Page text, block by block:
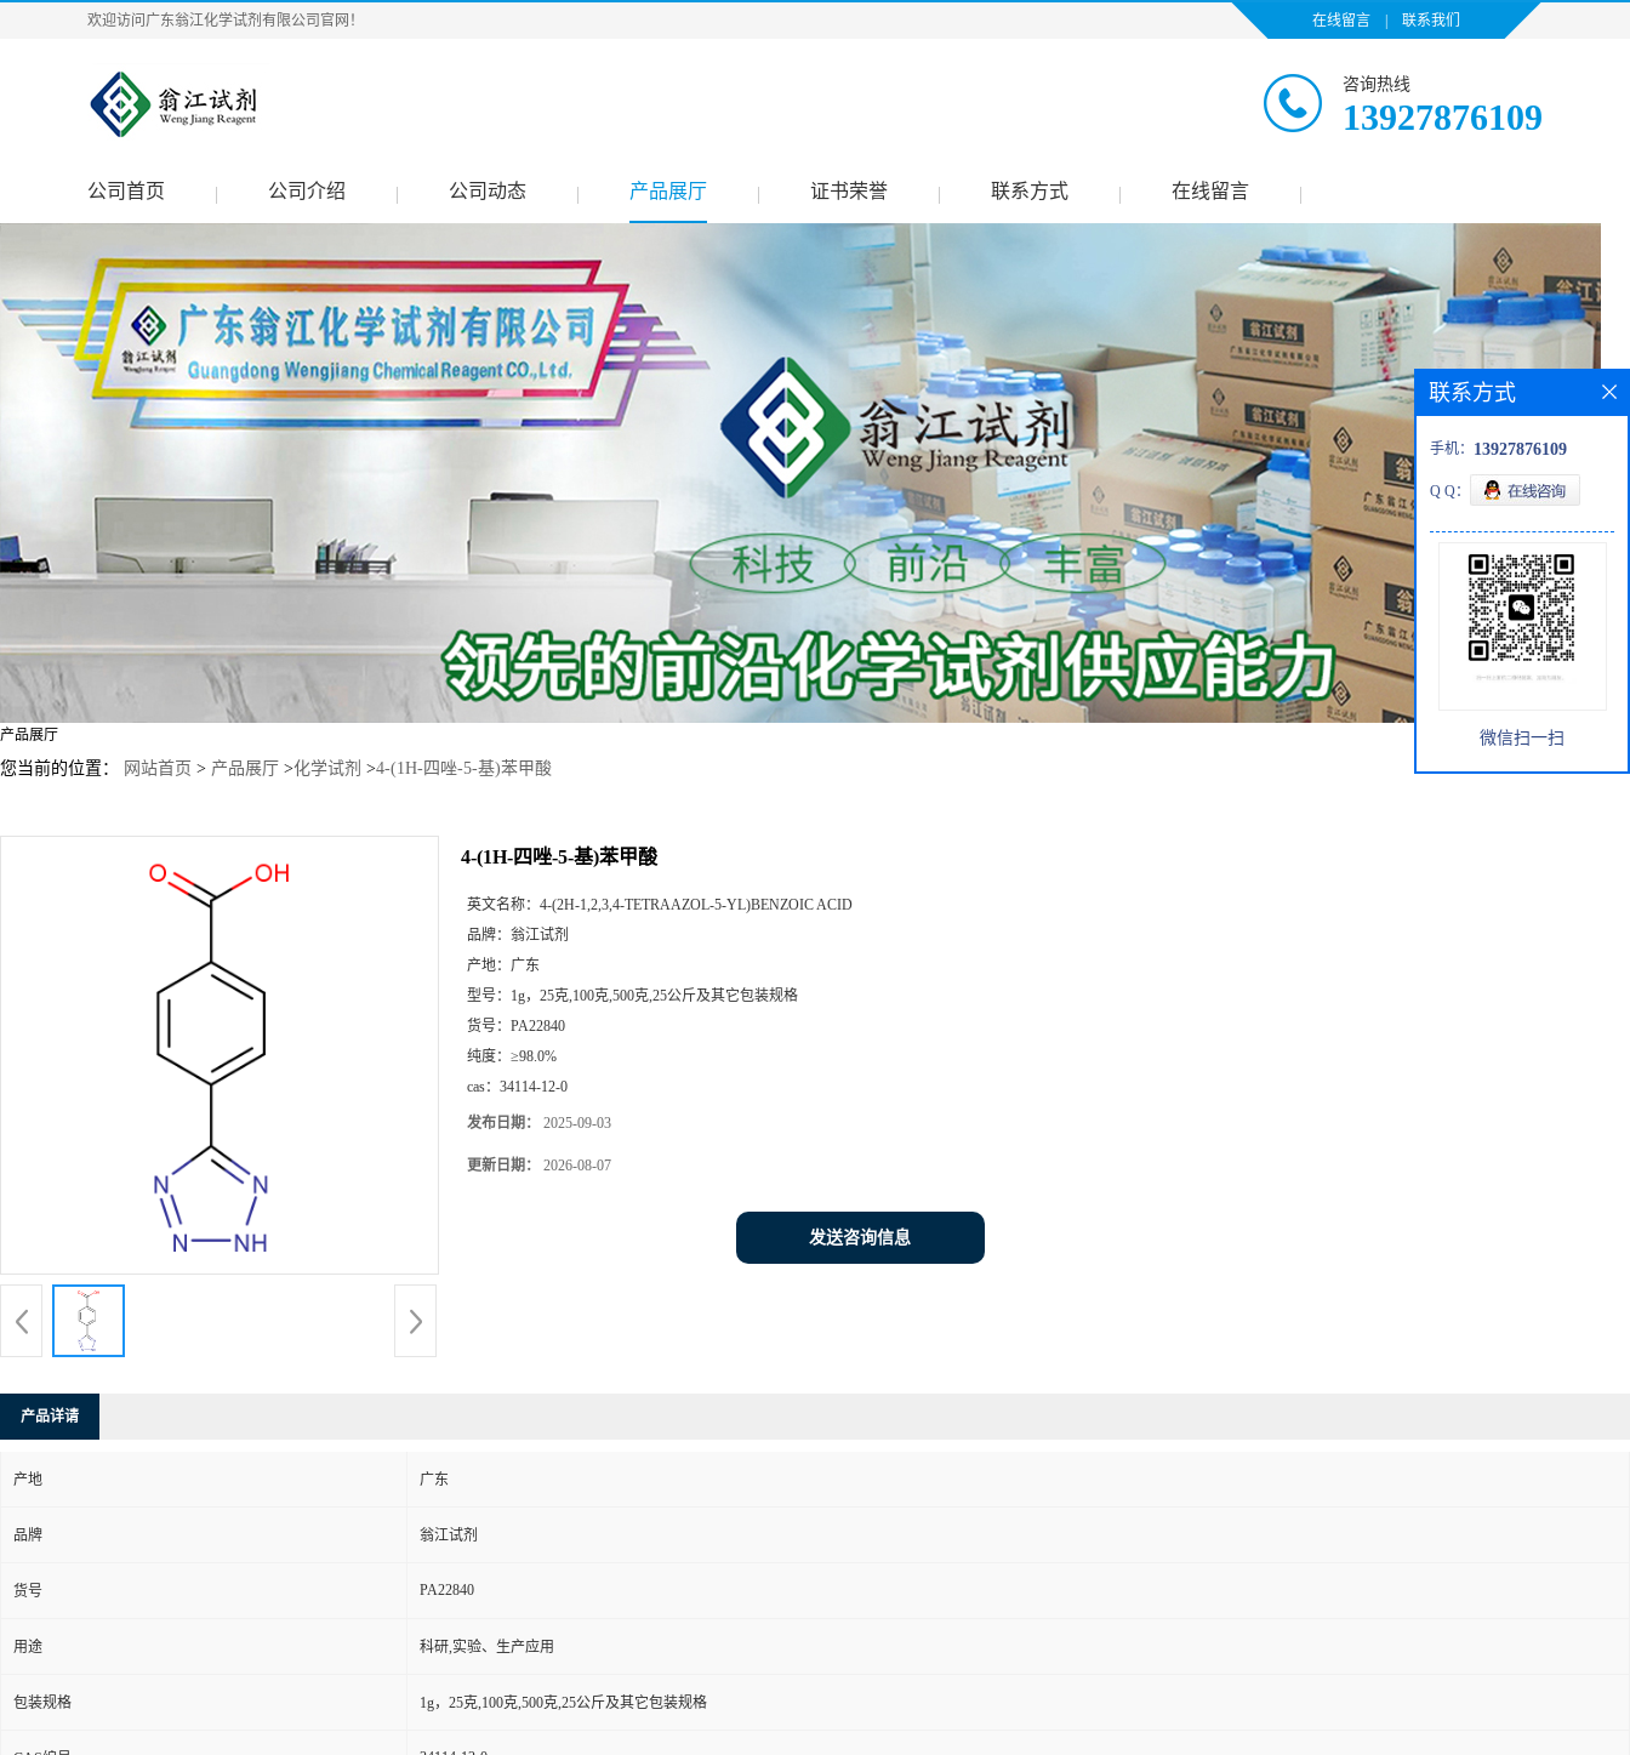
欢迎访问广东翁江化学试剂有限公司官网！ 在线留言 联系我们
咨询热线
13927876109
公司首页 公司介绍 公司动态 产品展厅 证书荣誉 联系方式 在线留言
产品展厅
您当前的位置： 网站首页 > 产品展厅 >化学试剂 >4-(1H-四唑-5-基)苯甲酸
4-(1H-四唑-5-基)苯甲酸
英文名称： 4-(2H-1,2,3,4-TETRAAZOL-5-YL)BENZOIC ACID
品牌： 翁江试剂
产地： 广东
型号： 1g，25克,100克,500克,25公斤及其它包装规格
货号： PA22840
纯度： ≥98.0%
cas： 34114-12-0
发布日期： 2025-09-03
更新日期： 2026-08-07
发送咨询信息
产品详请
产地 广东
品牌 翁江试剂
货号 PA22840
用途 科研,实验、生产应用
包装规格 1g，25克,100克,500克,25公斤及其它包装规格
联系方式
手机： 13927876109
Q Q：
微信扫一扫